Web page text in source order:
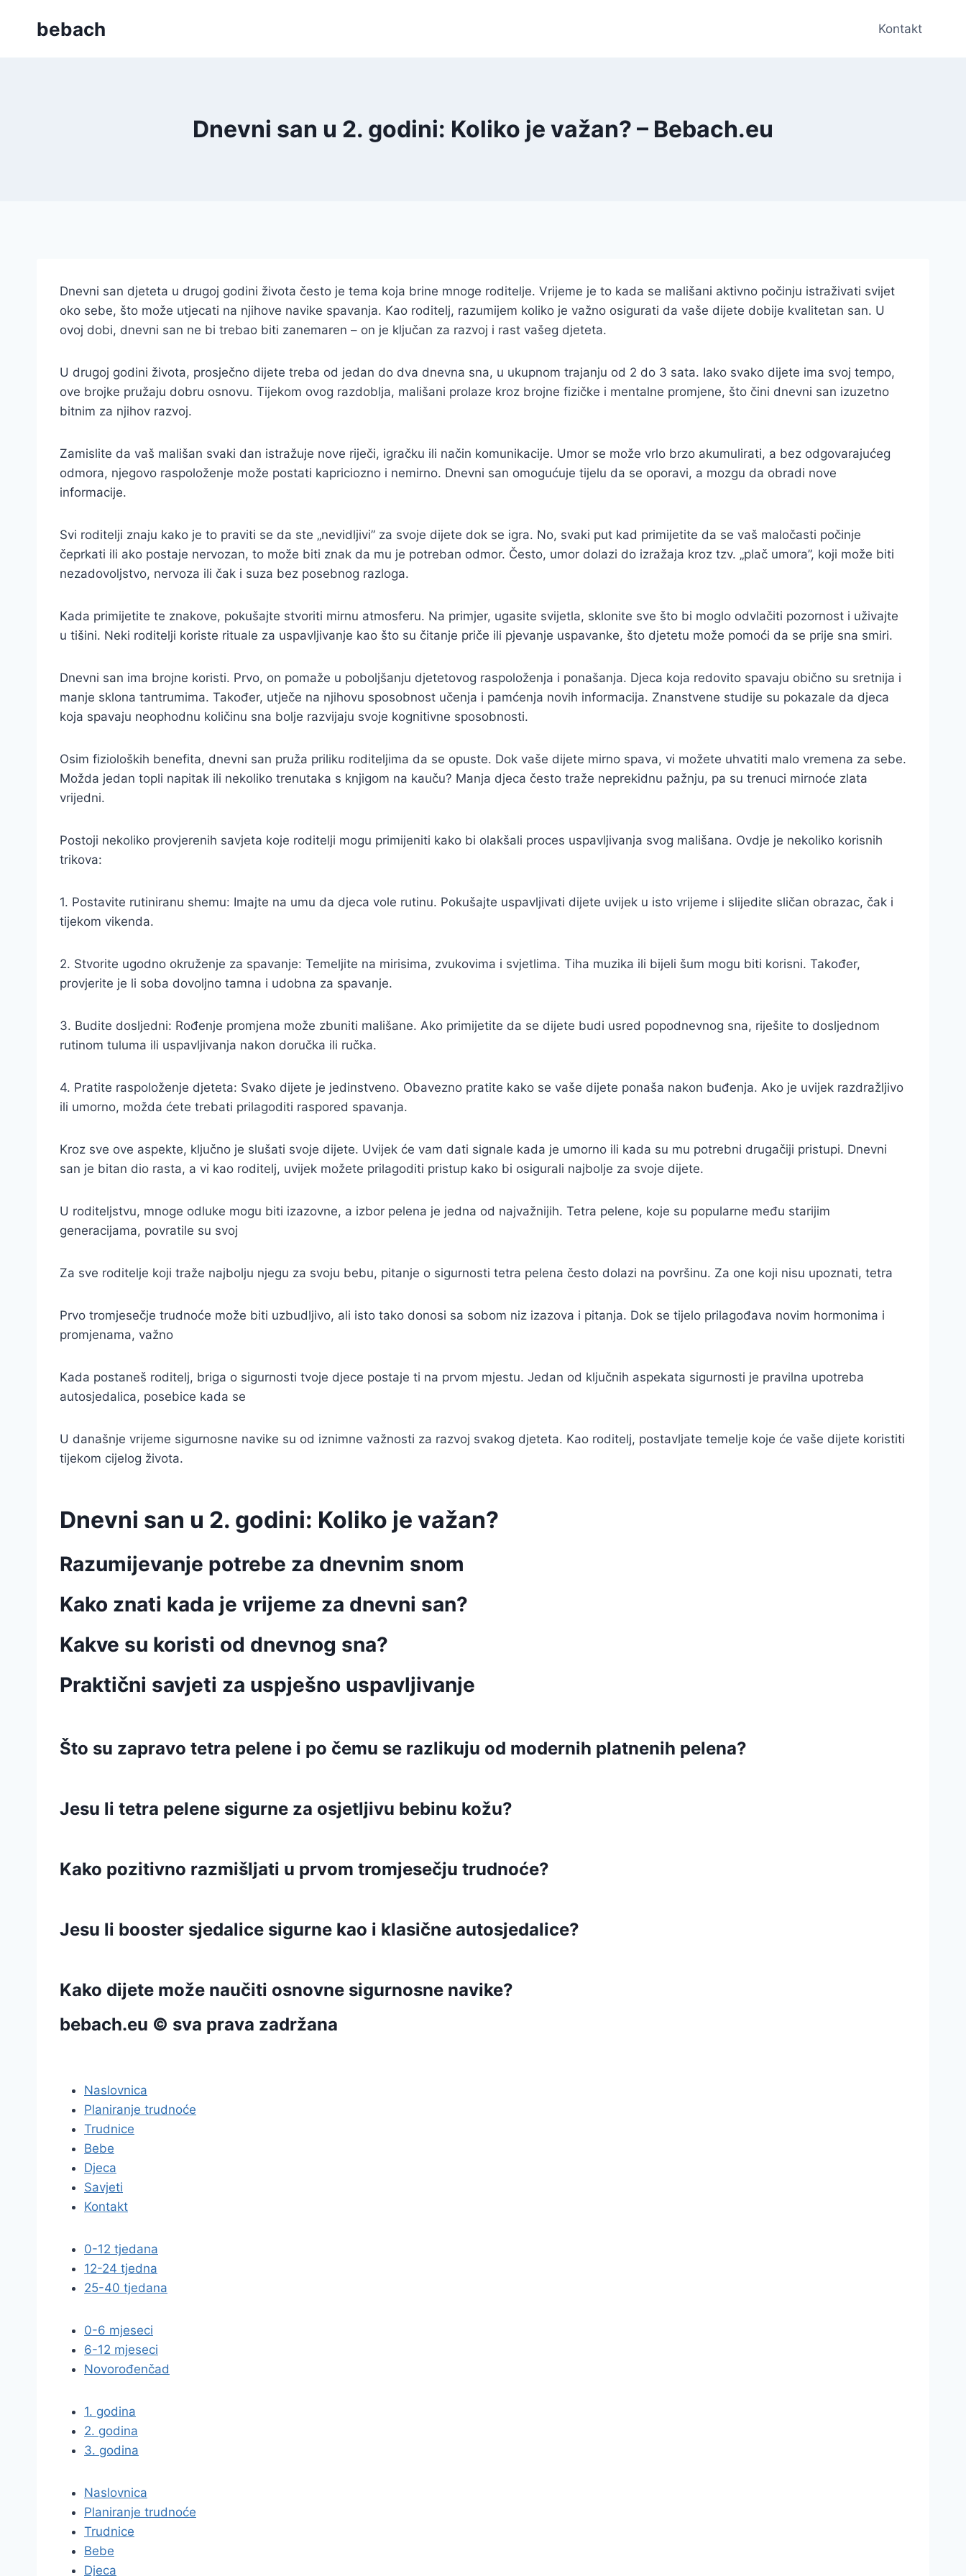
bebach Kontakt
Dnevni san u 2. godini: Koliko je važan? – Bebach.eu
Dnevni san djeteta u drugoj godini života često je tema koja brine mnoge roditelje. Vrijeme je to kada se mališani aktivno počinju istraživati svijet
oko sebe, što može utjecati na njihove navike spavanja. Kao roditelj, razumijem koliko je važno osigurati da vaše dijete dobije kvalitetan san. U
ovoj dobi, dnevni san ne bi trebao biti zanemaren – on je ključan za razvoj i rast vašeg djeteta.
U drugoj godini života, prosječno dijete treba od jedan do dva dnevna sna, u ukupnom trajanju od 2 do 3 sata. Iako svako dijete ima svoj tempo,
ove brojke pružaju dobru osnovu. Tijekom ovog razdoblja, mališani prolaze kroz brojne fizičke i mentalne promjene, što čini dnevni san izuzetno
bitnim za njihov razvoj.
Zamislite da vaš mališan svaki dan istražuje nove riječi, igračku ili način komunikacije. Umor se može vrlo brzo akumulirati, a bez odgovarajućeg
odmora, njegovo raspoloženje može postati kapriciozno i nemirno. Dnevni san omogućuje tijelu da se oporavi, a mozgu da obradi nove
informacije.
Svi roditelji znaju kako je to praviti se da ste „nevidljivi” za svoje dijete dok se igra. No, svaki put kad primijetite da se vaš maločasti počinje
čeprkati ili ako postaje nervozan, to može biti znak da mu je potreban odmor. Često, umor dolazi do izražaja kroz tzv. „plač umora”, koji može biti
nezadovoljstvo, nervoza ili čak i suza bez posebnog razloga.
Kada primijetite te znakove, pokušajte stvoriti mirnu atmosferu. Na primjer, ugasite svijetla, sklonite sve što bi moglo odvlačiti pozornost i uživajte
u tišini. Neki roditelji koriste rituale za uspavljivanje kao što su čitanje priče ili pjevanje uspavanke, što djetetu može pomoći da se prije sna smiri.
Dnevni san ima brojne koristi. Prvo, on pomaže u poboljšanju djetetovog raspoloženja i ponašanja. Djeca koja redovito spavaju obično su sretnija i
manje sklona tantrumima. Također, utječe na njihovu sposobnost učenja i pamćenja novih informacija. Znanstvene studije su pokazale da djeca
koja spavaju neophodnu količinu sna bolje razvijaju svoje kognitivne sposobnosti.
Osim fizioloških benefita, dnevni san pruža priliku roditeljima da se opuste. Dok vaše dijete mirno spava, vi možete uhvatiti malo vremena za sebe.
Možda jedan topli napitak ili nekoliko trenutaka s knjigom na kauču? Manja djeca često traže neprekidnu pažnju, pa su trenuci mirnoće zlata
vrijedni.
Postoji nekoliko provjerenih savjeta koje roditelji mogu primijeniti kako bi olakšali proces uspavljivanja svog mališana. Ovdje je nekoliko korisnih
trikova:
1. Postavite rutiniranu shemu: Imajte na umu da djeca vole rutinu. Pokušajte uspavljivati dijete uvijek u isto vrijeme i slijedite sličan obrazac, čak i
tijekom vikenda.
2. Stvorite ugodno okruženje za spavanje: Temeljite na mirisima, zvukovima i svjetlima. Tiha muzika ili bijeli šum mogu biti korisni. Također,
provjerite je li soba dovoljno tamna i udobna za spavanje.
3. Budite dosljedni: Rođenje promjena može zbuniti mališane. Ako primijetite da se dijete budi usred popodnevnog sna, riješite to dosljednom
rutinom tuluma ili uspavljivanja nakon doručka ili ručka.
4. Pratite raspoloženje djeteta: Svako dijete je jedinstveno. Obavezno pratite kako se vaše dijete ponaša nakon buđenja. Ako je uvijek razdražljivo
ili umorno, možda ćete trebati prilagoditi raspored spavanja.
Kroz sve ove aspekte, ključno je slušati svoje dijete. Uvijek će vam dati signale kada je umorno ili kada su mu potrebni drugačiji pristupi. Dnevni
san je bitan dio rasta, a vi kao roditelj, uvijek možete prilagoditi pristup kako bi osigurali najbolje za svoje dijete.
U roditeljstvu, mnoge odluke mogu biti izazovne, a izbor pelena je jedna od najvažnijih. Tetra pelene, koje su popularne među starijim
generacijama, povratile su svoj
Za sve roditelje koji traže najbolju njegu za svoju bebu, pitanje o sigurnosti tetra pelena često dolazi na površinu. Za one koji nisu upoznati, tetra
Prvo tromjesečje trudnoće može biti uzbudljivo, ali isto tako donosi sa sobom niz izazova i pitanja. Dok se tijelo prilagođava novim hormonima i
promjenama, važno
Kada postaneš roditelj, briga o sigurnosti tvoje djece postaje ti na prvom mjestu. Jedan od ključnih aspekata sigurnosti je pravilna upotreba
autosjedalica, posebice kada se
U današnje vrijeme sigurnosne navike su od iznimne važnosti za razvoj svakog djeteta. Kao roditelj, postavljate temelje koje će vaše dijete koristiti
tijekom cijelog života.
Dnevni san u 2. godini: Koliko je važan?
Razumijevanje potrebe za dnevnim snom
Kako znati kada je vrijeme za dnevni san?
Kakve su koristi od dnevnog sna?
Praktični savjeti za uspješno uspavljivanje
Što su zapravo tetra pelene i po čemu se razlikuju od modernih platnenih pelena?
Jesu li tetra pelene sigurne za osjetljivu bebinu kožu?
Kako pozitivno razmišljati u prvom tromjesečju trudnoće?
Jesu li booster sjedalice sigurne kao i klasične autosjedalice?
Kako dijete može naučiti osnovne sigurnosne navike?
bebach.eu © sva prava zadržana
Naslovnica
Planiranje trudnoće
Trudnice
Bebe
Djeca
Savjeti
Kontakt
0-12 tjedana
12-24 tjedna
25-40 tjedana
0-6 mjeseci
6-12 mjeseci
Novorođenčad
1. godina
2. godina
3. godina
Naslovnica
Planiranje trudnoće
Trudnice
Bebe
Djeca